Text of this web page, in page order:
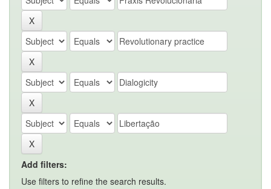
Add filters:
Use filters to refine the search results.